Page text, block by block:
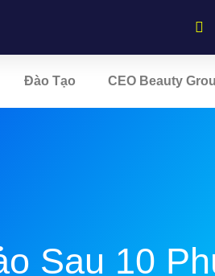
Đào Tạo CEO Beauty
Sau 10